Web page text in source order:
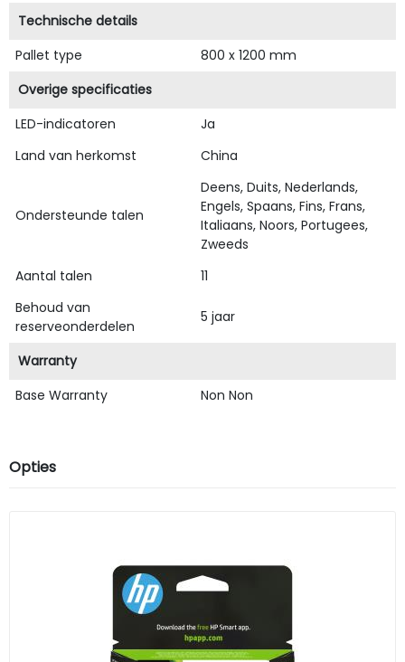
Technische details
Pallet type
800 x 1200 mm
Overige specificaties
LED-indicatoren
Ja
Land van herkomst
China
Ondersteunde talen
Deens, Duits, Nederlands,
Engels, Spaans, Fins, Frans,
Italiaans, Noors, Portugees,
Zweeds
Aantal talen
11
Behoud van
reserveonderdelen
5 jaar
Warranty
Base Warranty
Non Non
Opties